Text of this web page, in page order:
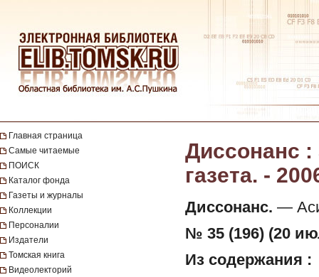
Главная страница
Самые читаемые
ПОИСК
Каталог фонда
Газеты и журналы
Коллекции
Персоналии
Издатели
Томская книга
Видеолекторий
Диссонанс :
газета. -
Диссонанс. —
№ 35 (196) (20
Из содержания :